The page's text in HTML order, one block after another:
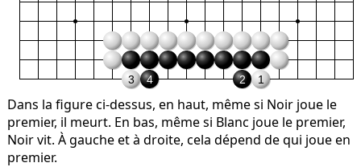
3 4 2 1
Dans la figure ci-dessus, en haut, même si Noir joue le
premier, il meurt. En bas, même si Blanc joue le premier,
Noir vit. À gauche et à droite, cela dépend de qui joue en
premier.